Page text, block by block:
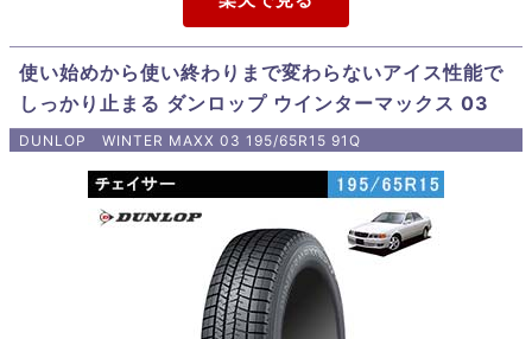
使い始めから使い終わりまで変わらないアイス性能で
しっかり止まる ダンロップ ウインターマックス 03
DUNLOP WINTER MAXX 03 195/65R15 91Q